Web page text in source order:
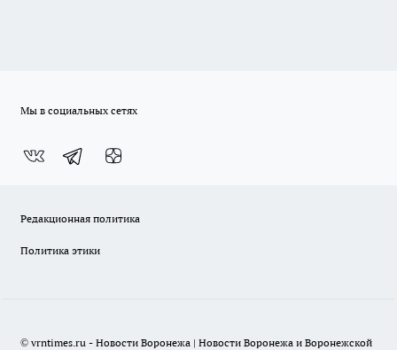
Мы в социальных сетях
Редакционная политика
Политика этики
© vrntimes.ru - Новости Воронежа | Новости Воронежа и Воронежской